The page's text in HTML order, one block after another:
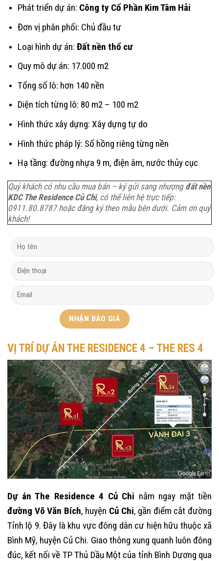
Phát triển dự án: Công ty Cổ Phần Kim Tâm Hải
Đơn vị phân phối: Chủ đầu tư
Loại hình dự án: Đất nền thổ cư
Quy mô dự án: 17.000 m2
Tổng số lô: hơn 140 nền
Diện tích từng lô: 80 m2 – 100 m2
Hình thức xây dựng: Xây dựng tự do
Hình thức pháp lý: Sổ hồng riêng từng nền
Hạ tầng: đường nhựa 9 m, điện âm, nước thủy cục
Quý khách có nhu cầu mua bán – ký gửi sang nhượng đất nền
KDC The Residence Củ Chi, có thể liên hệ trực tiếp:
0911.80.8787 hoặc đăng ký theo mẫu bên dưới. Cảm ơn quý
khách!
VỊ TRÍ DỰ ÁN THE RESIDENCE 4 – THE RES 4
Dự án The Residence 4 Củ Chi nằm ngay mặt tiền
đường Võ Văn Bích, huyện Củ Chi, gần điểm cắt đường
Tỉnh lộ 9. Đây là khu vực đông dân cư hiện hữu thuộc xã
Bình Mỹ, huyện Củ Chi. Giao thông xung quanh luôn đông
đúc, kết nối về TP Thủ Dầu Một của tỉnh Bình Dương qua